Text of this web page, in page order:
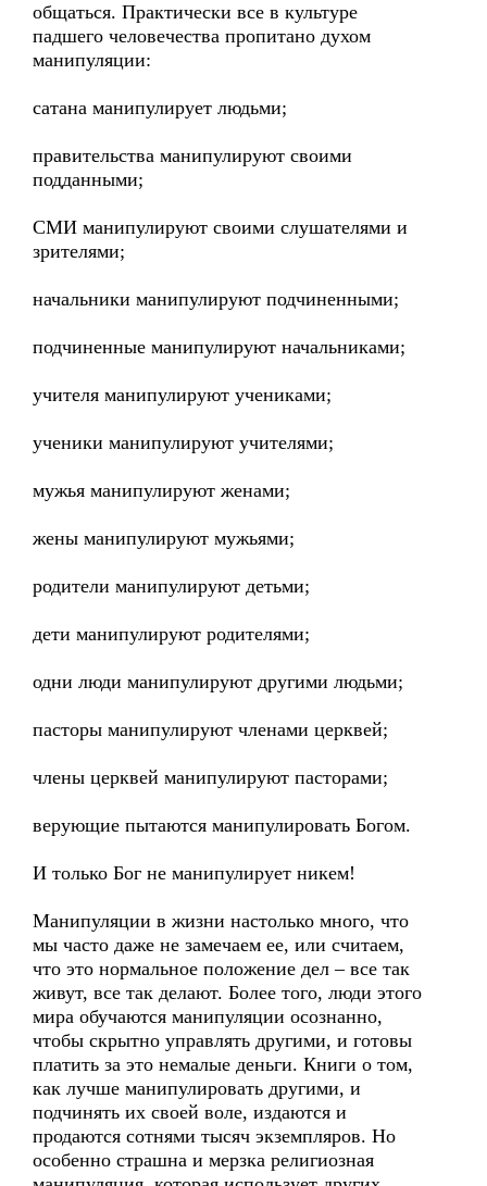
общаться. Практически все в культуре
падшего человечества пропитано духом
манипуляции:
сатана манипулирует людьми;
правительства манипулируют своими
подданными;
СМИ манипулируют своими слушателями и
зрителями;
начальники манипулируют подчиненными;
подчиненные манипулируют начальниками;
учителя манипулируют учениками;
ученики манипулируют учителями;
мужья манипулируют женами;
жены манипулируют мужьями;
родители манипулируют детьми;
дети манипулируют родителями;
одни люди манипулируют другими людьми;
пасторы манипулируют членами церквей;
члены церквей манипулируют пасторами;
верующие пытаются манипулировать Богом.
И только Бог не манипулирует никем!
Манипуляции в жизни настолько много, что
мы часто даже не замечаем ее, или считаем,
что это нормальное положение дел – все так
живут, все так делают. Более того, люди этого
мира обучаются манипуляции осознанно,
чтобы скрытно управлять другими, и готовы
платить за это немалые деньги. Книги о том,
как лучше манипулировать другими, и
подчинять их своей воле, издаются и
продаются сотнями тысяч экземпляров. Но
особенно страшна и мерзка религиозная